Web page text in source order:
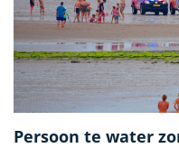
Persoon te water